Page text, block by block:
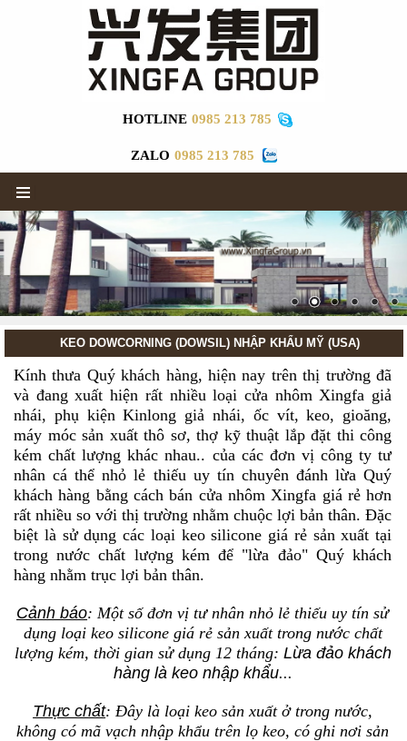
HOTLINE 0985 213 785
ZALO 0985 213 785
▼
KEO DOWCORNING (DOWSIL) NHẬP KHẨU MỸ (USA)
Kính thưa Quý khách hàng, hiện nay trên thị trường đã
và đang xuất hiện rất nhiều loại cửa nhôm Xingfa giả
nhái, phụ kiện Kinlong giả nhái, ốc vít, keo, gioăng,
máy móc sản xuất thô sơ, thợ kỹ thuật lắp đặt thi công
kém chất lượng khác nhau.. của các đơn vị công ty tư
nhân cá thể nhỏ lẻ thiếu uy tín chuyên đánh lừa Quý
khách hàng bằng cách bán cửa nhôm Xingfa giá rẻ hơn
rất nhiều so với thị trường nhằm chuộc lợi bản thân. Đặc
biệt là sử dụng các loại keo silicone giá rẻ sản xuất tại
trong nước chất lượng kém để "lừa đảo" Quý khách
hàng nhằm trục lợi bản thân.
Cảnh báo: Một số đơn vị tư nhân nhỏ lẻ thiếu uy tín sử
dụng loại keo silicone giá rẻ sản xuất trong nước chất
lượng kém, thời gian sử dụng 12 tháng: Lừa đảo khách
hàng là keo nhập khẩu...
Thực chất: Đây là loại keo sản xuất ở trong nước,
không có mã vạch nhập khẩu trên lọ keo, có ghi nơi sản